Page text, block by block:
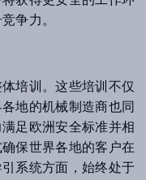
争力。
培训。这些培训不仅
地的机械制造商也同
足欧洲安全标准并相
保世界各地的客户在
系统方面，始终处于